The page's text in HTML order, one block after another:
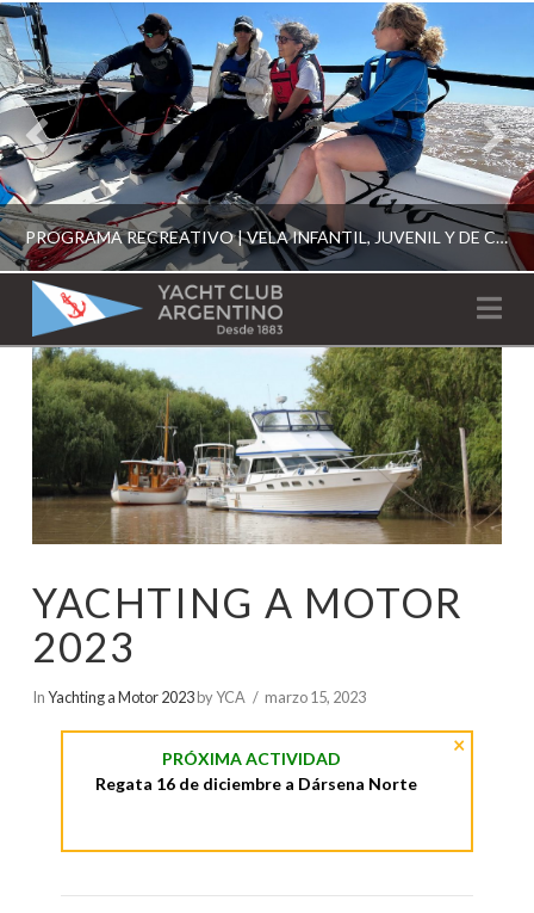
PROGRAMA RECREATIVO | VELA INFANTIL, JUVENIL Y DE CRUCERO 2026
ESCUELA RECREATIVA 2026
YACHT
CLUB
ARGENTINO
YACHTING A MOTOR
2023
InYachting a Motor 2023by YCA marzo 15, 2023
×
PRÓXIMA ACTIVIDAD
Regata 16 de diciembre a Dársena Norte